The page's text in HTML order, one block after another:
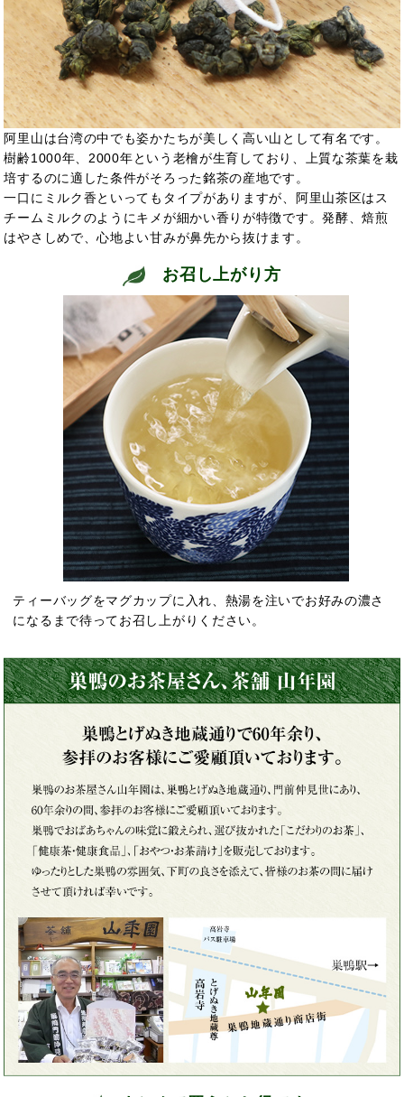
阿里山は台湾の中でも姿かたちが美しく高い山として有名です。
樹齢1000年、2000年という老檜が生育しており、上質な茶葉を栽
培するのに適した条件がそろった銘茶の産地です。
一口にミルク香といってもタイプがありますが、阿里山茶区はス
チームミルクのようにキメが細かい香りが特徴です。発酵、焙煎
はやさしめで、心地よい甘みが鼻先から抜けます。
お召し上がり方
ティーバッグをマグカップに入れ、熱湯を注いでお好みの濃さ
になるまで待ってお召し上がりください。